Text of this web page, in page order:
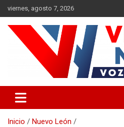
Saltar
al
contenido
viernes, agosto 7, 2026
Vector Norte
Inicio
Nuevo León